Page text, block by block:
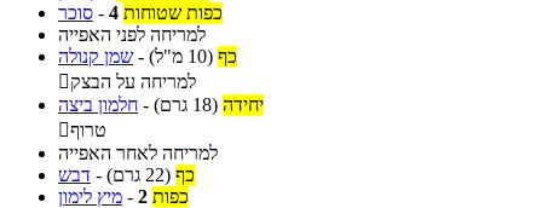
סוכר - 4 כפות שטוחות
למריחה לפני האפייה
שמן קנולה - כף (10 מ"ל)
למריחה על הבצק
חלמון ביצה - יחידה (18 גרם)
טרוף
למריחה לאחר האפייה
דבש - כף (22 גרם)
מיץ לימון - 2 כפות